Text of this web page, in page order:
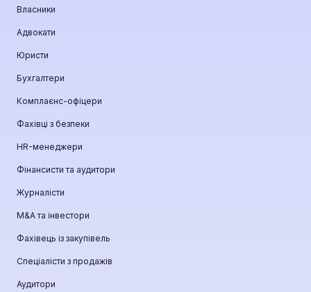
Власники
Адвокати
Юристи
Бухгалтери
Комплаєнс-офіцери
Фахівці з безпеки
HR-менеджери
Фінансисти та аудитори
Журналісти
М&A та інвестори
Фахівець із закупівель
Спеціалісти з продажів
Аудитори